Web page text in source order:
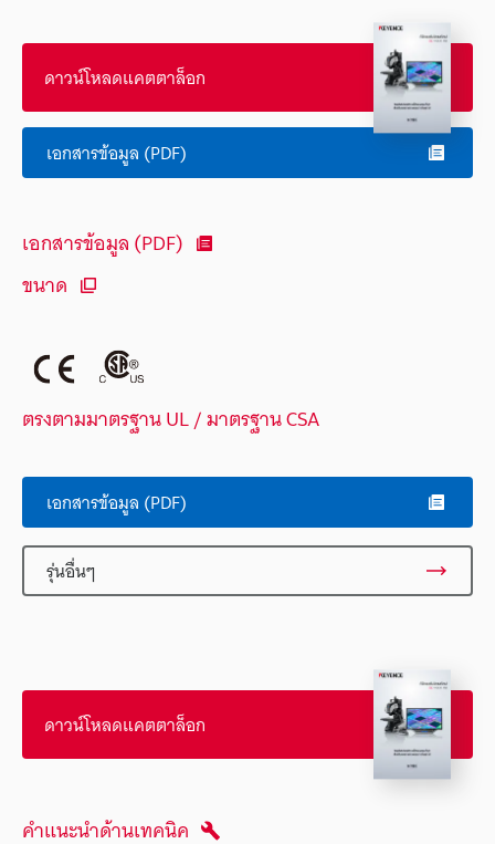
ดาวน์โหลดแคตตาล็อก
เอกสารข้อมูล (PDF)
เอกสารข้อมูล (PDF)
ขนาด
ตรงตามมาตรฐาน UL / มาตรฐาน CSA
เอกสารข้อมูล (PDF)
รุ่นอื่นๆ
ดาวน์โหลดแคตตาล็อก
คำแนะนำด้านเทคนิค